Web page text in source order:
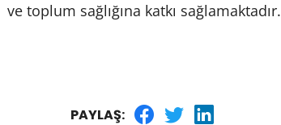
ve toplum sağlığına katkı sağlamaktadır.
PAYLAŞ: